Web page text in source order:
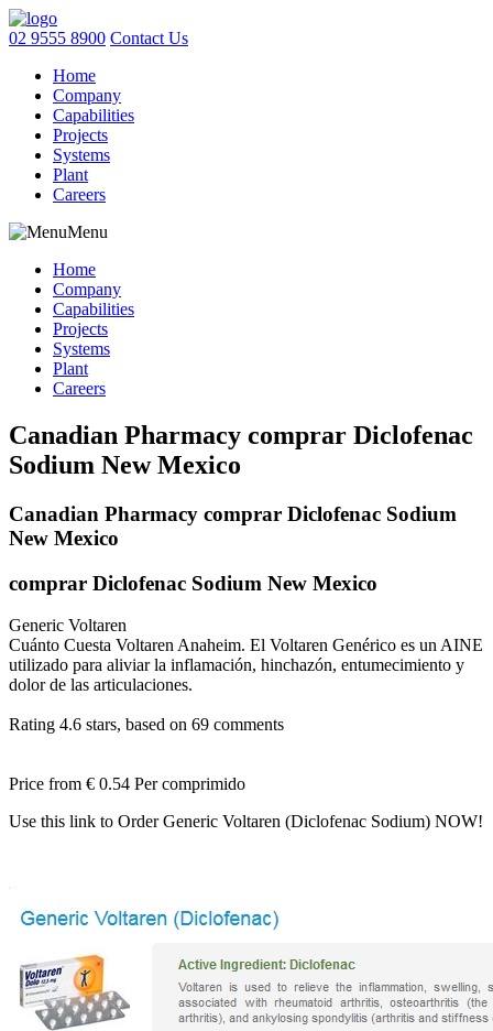
02 9555 8900 Contact Us
Home
Company
Capabilities
Projects
Systems
Plant
Careers
Menu
Home
Company
Capabilities
Projects
Systems
Plant
Careers
Canadian Pharmacy comprar Diclofenac
Sodium New Mexico
Canadian Pharmacy comprar Diclofenac Sodium
New Mexico
comprar Diclofenac Sodium New Mexico
Generic Voltaren
Cuánto Cuesta Voltaren Anaheim. El Voltaren Genérico es un AINE
utilizado para aliviar la inflamación, hinchazón, entumecimiento y
dolor de las articulaciones.
Rating 4.6 stars, based on 69 comments
Price from € 0.54 Per comprimido
Use this link to Order Generic Voltaren (Diclofenac Sodium) NOW!